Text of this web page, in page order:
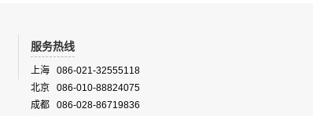
服务热线
上海 086-021-32555118
北京 086-010-88824075
成都 086-028-86719836